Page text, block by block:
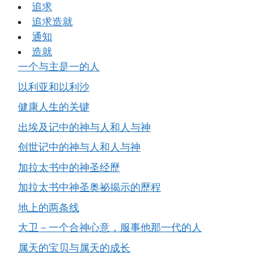
追求
追求造就
通知
造就
一个与主是一的人
以利亚和以利沙
健康人生的关键
出埃及记中的神与人和人与神
创世记中的神与人和人与神
加拉太书中的神圣经歷
加拉太书中神圣奥祕揭示的歷程
地上的两条线
大卫－一个合神心意，服事他那一代的人
属天的宝贝与属天的成长